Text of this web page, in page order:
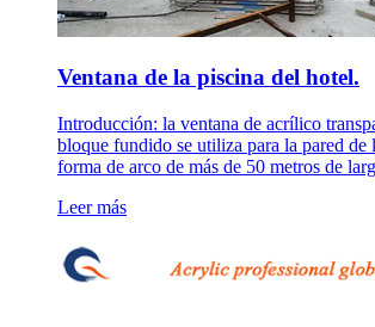
Ventana de la piscina del hotel.
Introducción: la ventana de acrílico
bloque fundido se utiliza para la pared de
forma de arco de más de 50 metros de
Leer más